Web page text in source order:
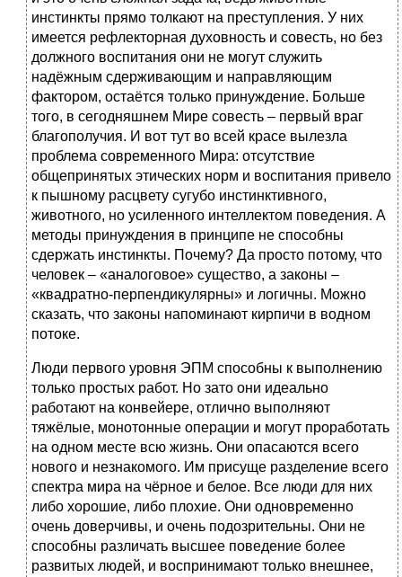
инстинкты прямо толкают на преступления. У них
имеется рефлекторная духовность и совесть, но без
должного воспитания они не могут служить
надёжным сдерживающим и направляющим
фактором, остаётся только принуждение. Больше
того, в сегодняшнем Мире совесть – первый враг
благополучия. И вот тут во всей красе вылезла
проблема современного Мира: отсутствие
общепринятых этических норм и воспитания привело
к пышному расцвету сугубо инстинктивного,
животного, но усиленного интеллектом поведения. А
методы принуждения в принципе не способны
сдержать инстинкты. Почему? Да просто потому, что
человек – «аналоговое» существо, а законы –
«квадратно-перпендикулярны» и логичны. Можно
сказать, что законы напоминают кирпичи в водном
потоке.
Люди первого уровня ЭПМ способны к выполнению
только простых работ. Но зато они идеально
работают на конвейере, отлично выполняют
тяжёлые, монотонные операции и могут проработать
на одном месте всю жизнь. Они опасаются всего
нового и незнакомого. Им присуще разделение всего
спектра мира на чёрное и белое. Все люди для них
либо хорошие, либо плохие. Они одновременно
очень доверчивы, и очень подозрительны. Они не
способны различать высшее поведение более
развитых людей, и воспринимают только внешнее,